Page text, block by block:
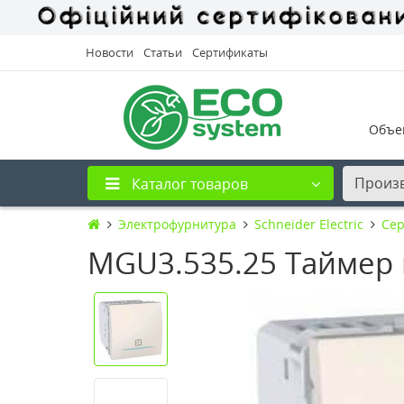
Новости Статьи Сертификаты
Каталог товаров
Электрофурнитура Schneider Electric
MGU3.535.25